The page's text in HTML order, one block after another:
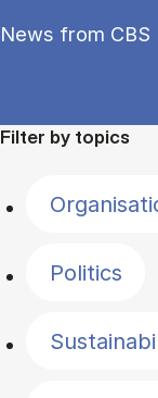
News from CBS
Filter by topics
Politics